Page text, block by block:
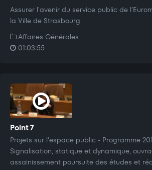
Assurer l'avenir du service public de
la Ville de Strasbourg.
Affaires Générales
01:03:55
Point 7
Projets sur l'espace public - Programme
Signalisation, statique et dynamique,
assainissement poursuite des études et